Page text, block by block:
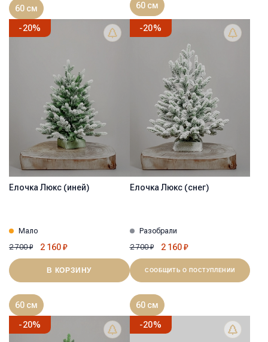
60 см 60 см
-20%
Ёлочка Люкс (иней)
Мало
2 700₽ 2 160₽
В КОРЗИНУ
60 см
-20%
Ёлочка Люкс (снег)
Разобрали
2 700₽ 2 160₽
СООБЩИТЬ О ПОСТУПЛЕНИИ
60 см
-20% -20%